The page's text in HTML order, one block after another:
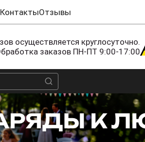
КонтактыОтзывы
осуществляется круглосуточно.
заказов ПН-ПТ 9:00-17:00